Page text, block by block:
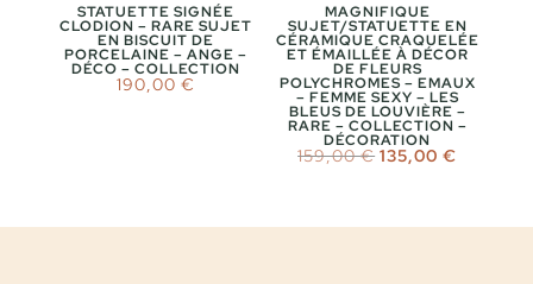
STATUETTE SIGNÉE
CLODION – RARE SUJET
EN BISCUIT DE
PORCELAINE – ANGE –
DÉCO – COLLECTION
190,00 €
MAGNIFIQUE
SUJET/STATUETTE EN
CÉRAMIQUE CRAQUELÉE
ET ÉMAILLÉE À DÉCOR
DE FLEURS
POLYCHROMES – EMAUX
– FEMME SEXY – LES
BLEUS DE LOUVIÈRE –
RARE – COLLECTION –
DÉCORATION
159,00€ Le
prix
135,00€